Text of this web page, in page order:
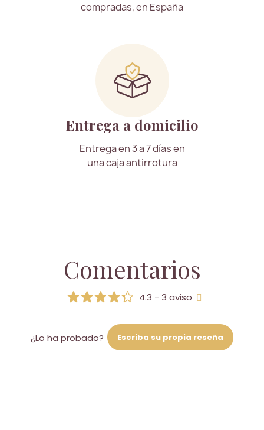
compradas, en España
Entrega a domicilio
Entrega en 3 a 7 días en
una caja antirrotura
Comentarios
4.3 - 3 aviso
¿Lo ha probado? Escriba su propia reseña